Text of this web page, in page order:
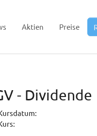
Aktien Preise
- Dividende